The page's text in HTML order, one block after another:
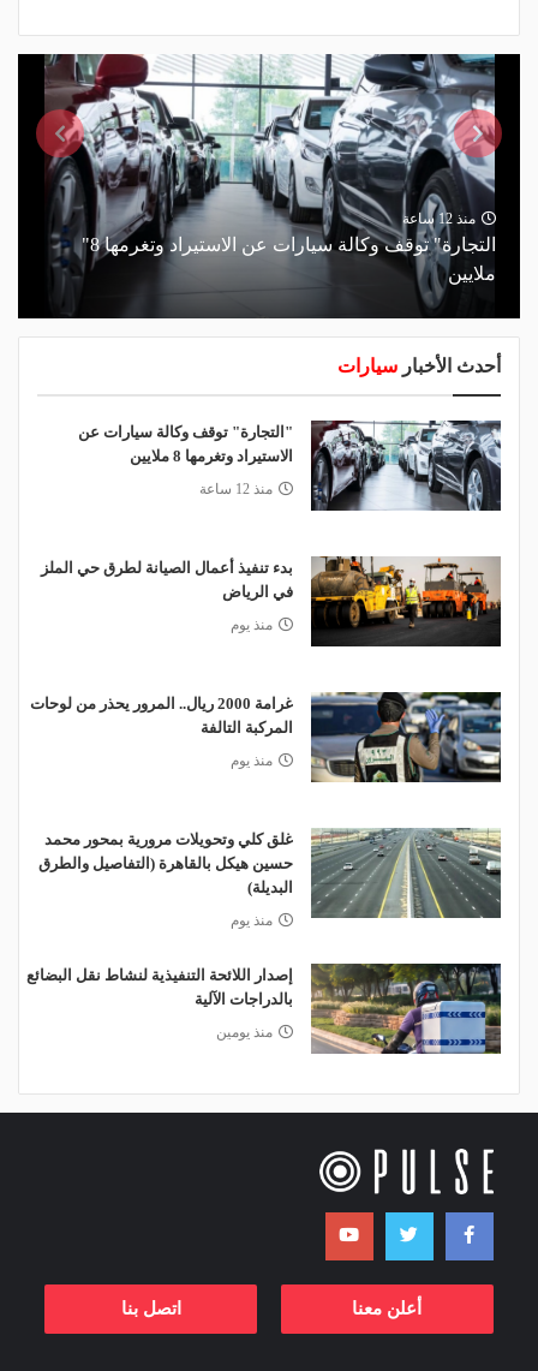
منذ 12 ساعة
"التجارة" توقف وكالة سيارات عن الاستيراد وتغرمها 8
ملايين
أحدث الأخبار سيارات
"التجارة" توقف وكالة سيارات عن
الاستيراد وتغرمها 8 ملايين
منذ 12 ساعة
بدء تنفيذ أعمال الصيانة لطرق حي الملز
في الرياض
منذ يوم
غرامة 2000 ريال.. المرور يحذر من لوحات
المركبة التالفة
منذ يوم
غلق كلي وتحويلات مرورية بمحور محمد
حسين هيكل بالقاهرة (التفاصيل والطرق
البديلة)
منذ يوم
إصدار اللائحة التنفيذية لنشاط نقل البضائع
بالدراجات الآلية
منذ يومين
أعلن معنا اتصل بنا